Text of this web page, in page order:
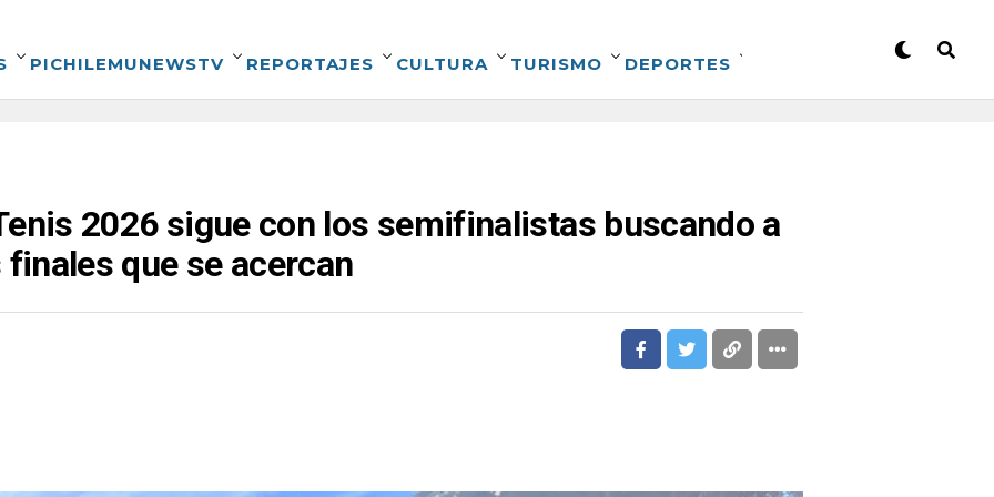
PICHILEMUNEWSTV REPORTAJES CULTURA TURISMO DEPORTES
2026 sigue con los semifinalistas buscando a
que se acercan